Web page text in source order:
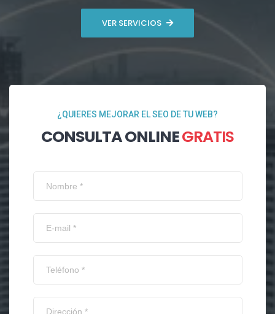
VER SERVICIOS
¿QUIERES MEJORAR EL SEO DE TU WEB?
CONSULTA ONLINEGRATIS